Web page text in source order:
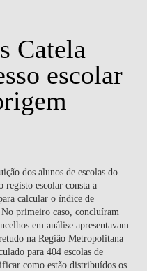
Catela
escolar
dos alunos de escolas do
escolar consta a
calcular o índice de
No primeiro caso, concluíram
em análise apresentavam
na Região Metropolitana
para 404 escolas de
como estão distribuídos os